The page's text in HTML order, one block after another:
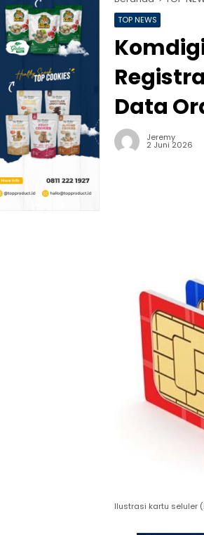
TOP NEWS
Data
Jeremy
2 Juni 2026
Ilustrasi kartu seluler